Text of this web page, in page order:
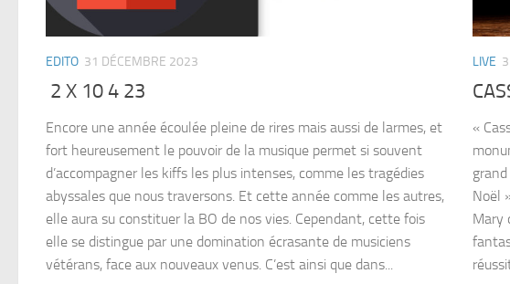
EDITO 31 DÉCEMBRE 2023
2 X 10 4 23
Encore une année écoulée pleine de rires mais aussi de larmes, et
fort heureusement le pouvoir de la musique permet si souvent
d’accompagner les kiffs les plus intenses, comme les tragédies
abyssales que nous traversons. Et cette année comme les autres,
elle aura su constituer la BO de nos vies. Cependant, cette fois
elle se distingue par une domination écrasante de musiciens
vétérans, face aux nouveaux venus. C’est ainsi que dans...
LIVE
«
Noël
Mary